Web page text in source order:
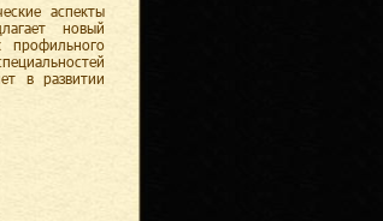
аспекты
новый
профильного
в развитии